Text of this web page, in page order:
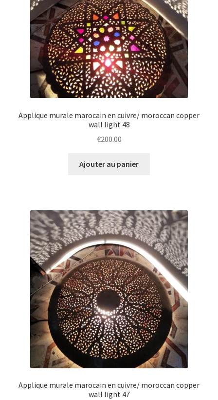
Applique murale marocain en cuivre/ moroccan copper
wall light 48
€200.00
Ajouter au panier
Applique murale marocain en cuivre/ moroccan copper
wall light 47